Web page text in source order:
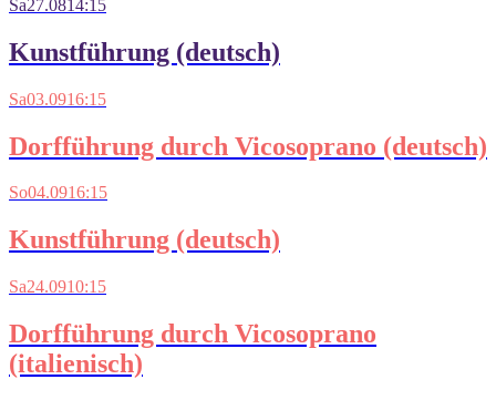
Sa27.0814:15
Kunstführung (deutsch)
Sa03.0916:15
Dorfführung durch Vicosoprano (deutsch)
So04.0916:15
Kunstführung (deutsch)
Sa24.0910:15
Dorfführung durch Vicosoprano
(italienisch)